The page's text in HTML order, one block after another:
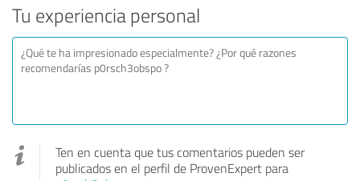
Tu experiencia personal
Ten en cuenta que tus comentarios pueden ser
publicados en el perfil de ProvenExpert para